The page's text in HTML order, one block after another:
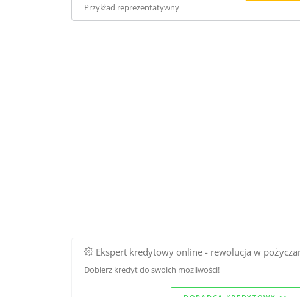
Przykład reprezentatywny
Ekspert kredytowy online - rewolucja w
Dobierz kredyt do swoich mozliwości!